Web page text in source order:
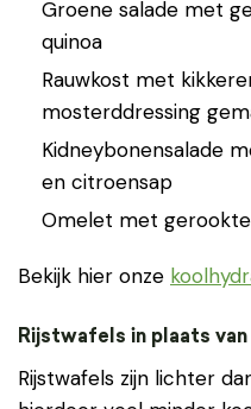
Groene salade met
quinoa
Rauwkost met
mosterddressing
Kidneybonensalade
en citroensap
Omelet met
Bekijk hier onze
Rijstwafels in plaats
Rijstwafels zijn lichter